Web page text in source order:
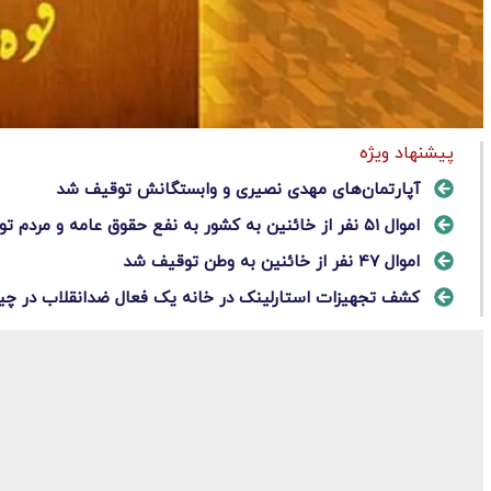
پیشنهاد ویژه
آپارتمان‌های مهدی نصیری و وابستگانش توقیف شد
اموال ۵۱ نفر از خائنین به کشور به نفع حقوق عامه و مردم توقیف شد
اموال ۴۷ نفر از خائنین به وطن توقیف شد
کشف تجهیزات استارلینک در خانه یک فعال ضدانقلاب در